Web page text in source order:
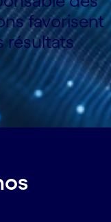
favorisent
résultats